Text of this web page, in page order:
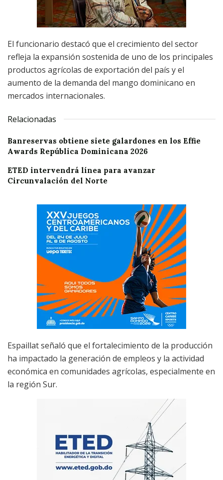
El funcionario destacó que el crecimiento del sector
refleja la expansión sostenida de uno de los principales
productos agrícolas de exportación del país y el
aumento de la demanda del mango dominicano en
mercados internacionales.
Relacionadas
Banreservas obtiene siete galardones en los Effie
Awards República Dominicana 2026
ETED intervendrá línea para avanzar
Circunvalación del Norte
Espaillat señaló que el fortalecimiento de la producción
ha impactado la generación de empleos y la actividad
económica en comunidades agrícolas, especialmente en
la región Sur.